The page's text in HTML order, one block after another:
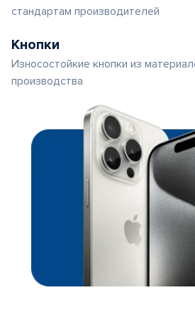
стандартам производителей
Кнопки
Износостойкие кнопки из
производства